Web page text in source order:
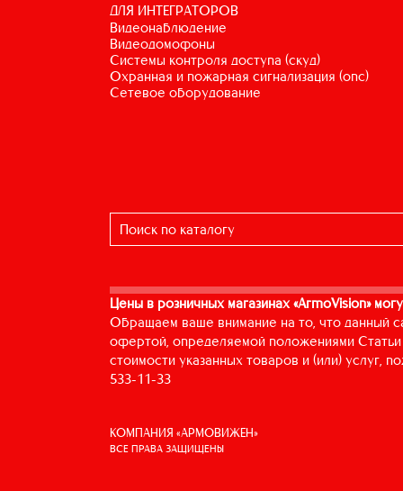
ДЛЯ ИНТЕГРАТОРОВ
видеонаблюдение
видеодомофоны
системы контроля доступа (скуд)
охранная и пожарная сигнализация (опс)
сетевое оборудование
Цены в розничных магазинах «ArmoVision»
Обращаем ваше внимание на то, что данный
офертой, определяемой положениями
стоимости указанных товаров и (или)
533-11-33
КОМПАНИЯ «АРМОВИЖЕН»
ВСЕ ПРАВА ЗАЩИЩЕНЫ